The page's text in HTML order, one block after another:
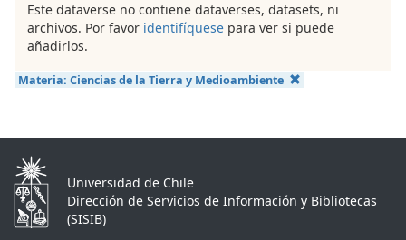
Este dataverse no contiene dataverses, datasets, ni
archivos. Por favor identifíquese para ver si puede
añadirlos.
Materia: Ciencias de la Tierra y Medioambiente
Universidad de Chile
Dirección de Servicios de Información y Bibliotecas
(SISIB)